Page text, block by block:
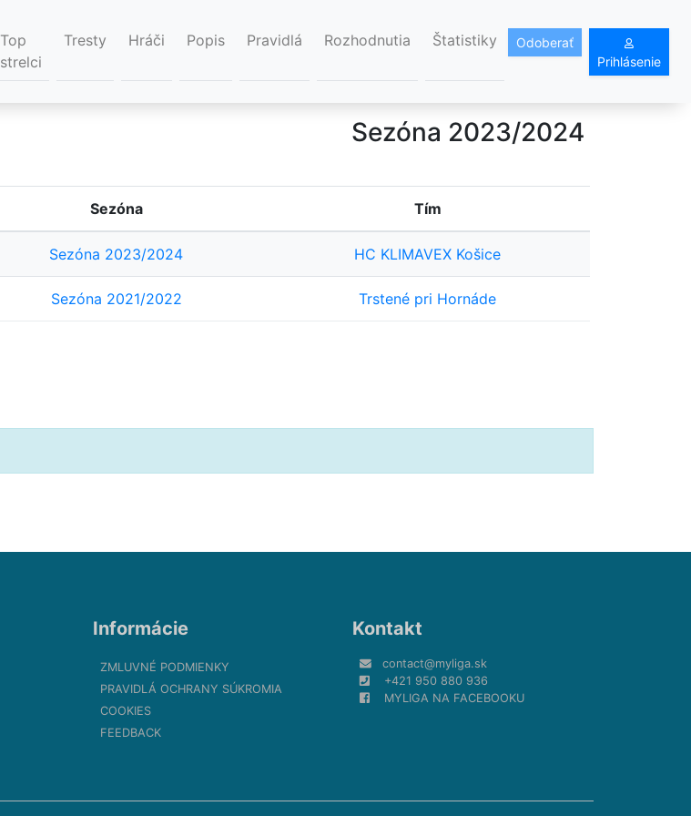
Top
strelci
Tresty Hráči Popis Pravidlá Rozhodnutia Štatistiky
Odoberať
Prihlásenie
Sezóna 2023/2024
Sezóna Tím
Sezóna 2023/2024 HC KLIMAVEX Košice
Sezóna 2021/2022 Trstené pri Hornáde
Informácie
ZMLUVNÉ PODMIENKY
PRAVIDLÁ OCHRANY SÚKROMIA
COOKIES
FEEDBACK
Kontakt
contact@myliga.sk
+421 950 880 936
MYLIGA NA FACEBOOKU